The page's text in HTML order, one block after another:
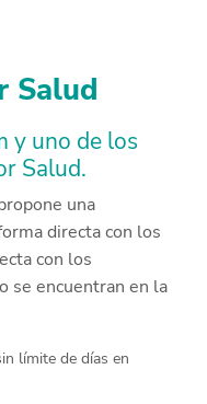
Salud
y uno de los
Salud.
una
directa con los
con los
se encuentran en la
límite de días en